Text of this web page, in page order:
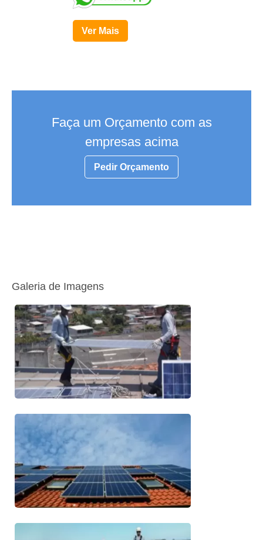
Ver Mais
Faça um Orçamento com as
empresas acima
Pedir Orçamento
Galeria de Imagens